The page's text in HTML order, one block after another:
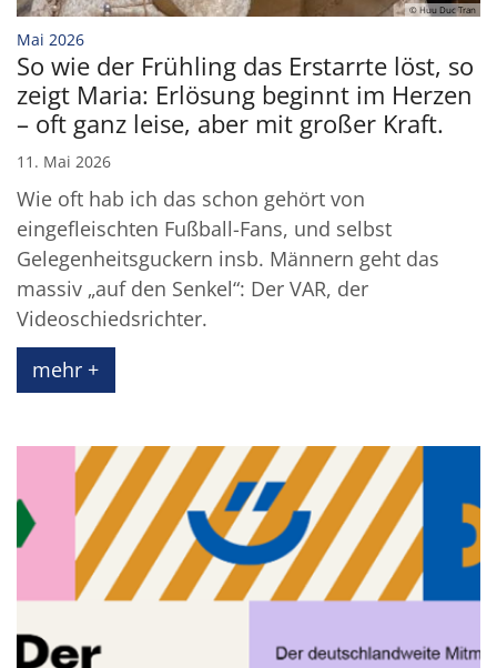
© Huu Duc Tran
Mai 2026:
So wie der Frühling das Erstarrte löst, so
zeigt Maria: Erlösung beginnt im Herzen
– oft ganz leise, aber mit großer Kraft.
11. Mai 2026
Wie oft hab ich das schon gehört von
eingefleischten Fußball-Fans, und selbst
Gelegenheitsguckern insb. Männern geht das
massiv „auf den Senkel“: Der VAR, der
Videoschiedsrichter.
mehr +